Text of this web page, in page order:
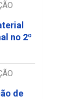
no 2º
de